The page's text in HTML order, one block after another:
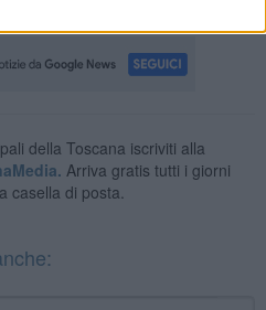
della Toscana iscriviti alla
Arriva gratis tutti i giorni
casella di posta.